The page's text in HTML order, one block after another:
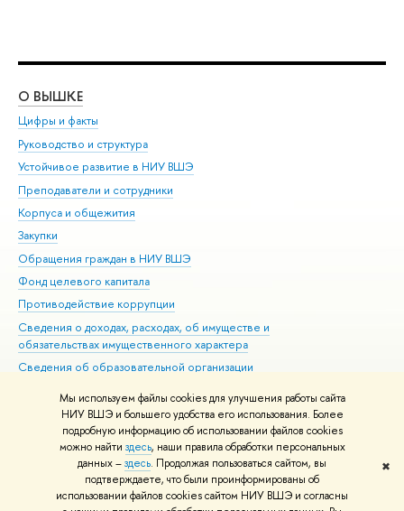
Мы используем файлы cookies для улучшения работы сайта
НИУ ВШЭ и большего удобства его использования. Более
подробную информацию об использовании файлов cookies
можно найти здесь, наши правила обработки персональных
данных –здесь. Продолжая пользоваться сайтом, вы
подтверждаете, что были проинформированы об
использовании файлов cookies сайтом НИУ ВШЭ и согласны
✖
О ВЫШКЕ
Цифры и факты
Руководство и структура
Устойчивое развитие в НИУ ВШЭ
Преподаватели и сотрудники
Корпуса и общежития
Закупки
Обращения граждан в НИУ ВШЭ
Фонд целевого капитала
Противодействие коррупции
Сведения о доходах, расходах, об имуществе и
обязательствах имущественного характера
Сведения об образовательной организации
Людям с ограниченными возможностями здоровья
Единая платежная страница
Работа в Вышке
© НИУ ВШЭ 1993–2026 Адреса и контакты Условия использования